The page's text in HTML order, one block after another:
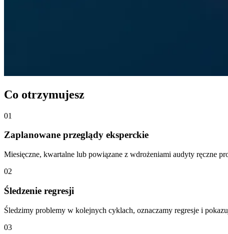
Co otrzymujesz
01
Zaplanowane przeglądy eksperckie
Miesięczne, kwartalne lub powiązane z wdrożeniami audyty ręczne
02
Śledzenie regresji
Śledzimy problemy w kolejnych cyklach, oznaczamy regresje i
03